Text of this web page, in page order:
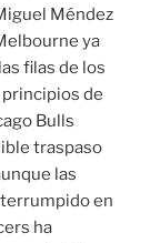
Méndez
ya
filas de los
principios de
Bulls
traspaso
las
en
ha